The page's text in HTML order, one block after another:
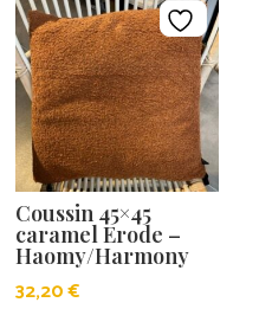
Coussin 45×45
caramel Erode –
Haomy/Harmony
32,20€